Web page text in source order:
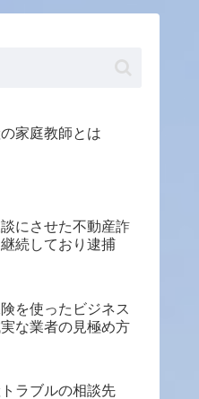
家庭教師とは
にさせた不動産詐
続しており逮捕
を使ったビジネス
な業者の見極め方
ラブルの相談先